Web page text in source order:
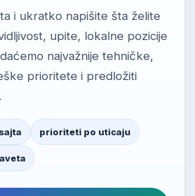
i ukratko napišite šta želite
upite, lokalne pozicije
najvažnije tehničke,
prioritete i predložiti
prioriteti po uticaju